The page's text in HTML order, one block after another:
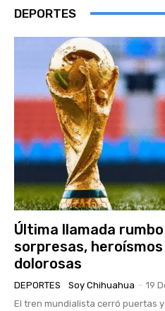
DEPORTES
Última llamada
sorpresas, heroísmos
dolorosas
DEPORTES Soy Chihuahua - 19
El tren mundialista cerró puertas